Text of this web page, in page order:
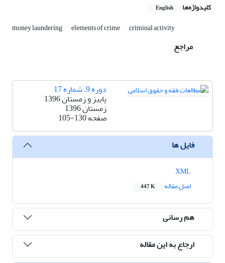
کلیدواژه‌ها English
money laundering elements of crime criminal activity
مراجع
دوره 9، شماره 17
پاییز و زمستان 1396
زمستان 1396
صفحه105-130
فایل ها
اصل مقاله
447 K
هم رسانی
ارجاع به این مقاله